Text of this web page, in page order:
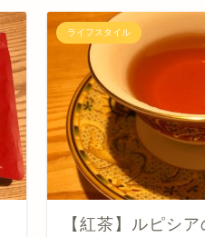
ライフスタイル
【紅茶】ルピシ